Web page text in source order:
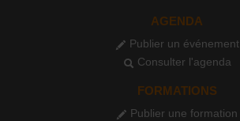
AGENDA
Publier un événement
Consulter l'agenda
FORMATIONS
Publier une formation